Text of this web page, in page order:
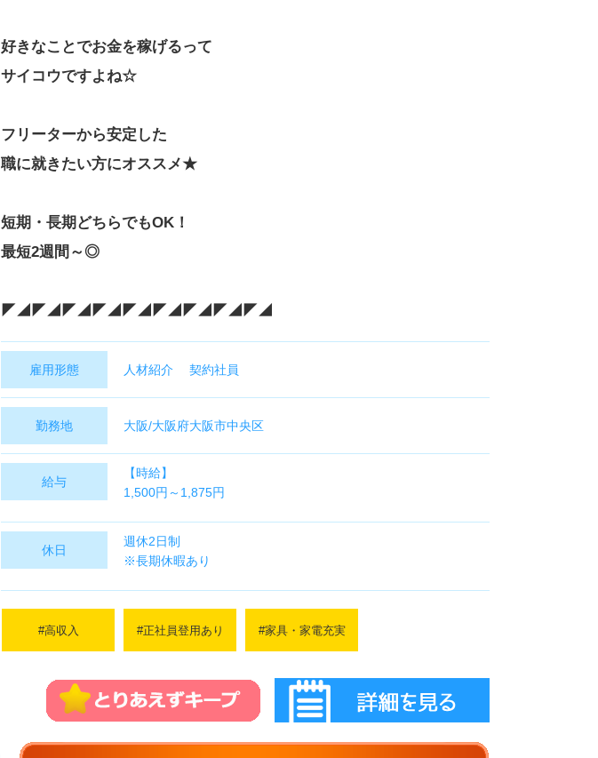
好きなことでお金を稼げるって
サイコウですよね☆
フリーターから安定した
職に就きたい方にオススメ★
短期・長期どちらでもOK！
最短2週間～◎
◤◢◤◢◤◢◤◢◤◢◤◢◤◢◤◢◤◢
雇用形態 人材紹介 契約社員
勤務地 大阪/大阪府大阪市中央区
給与
【時給】
1,500円～1,875円
292,000円～
※昇給あり
※日払い・週払い制度あり
※残業・深夜・休日・出張手当あり
※交通費規定内支給
※勤務時間内は食事付き
＼＼こんな方にオススメ／／
◎ゲームが大好きな人
休日
週休2日制
※長期休暇あり
#高収入 #正社員登用あり #家具・家電充実
大阪その他 の高収入求人スグナビ